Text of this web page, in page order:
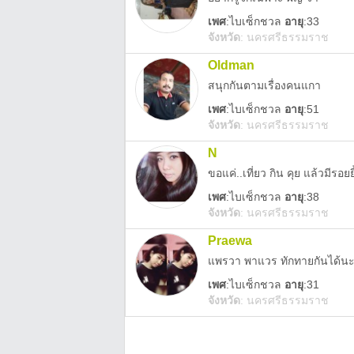
เพศ:ไบเซ็กชวล อายุ:33
จังหวัด: นครศรีธรรมราช
Oldman
สนุกกันตามเรื่องคนแกา
เพศ:ไบเซ็กชวล อายุ:51
จังหวัด: นครศรีธรรมราช
N
ขอแค่..เที่ยว กิน คุย แล้วมีรอย
เพศ:ไบเซ็กชวล อายุ:38
จังหวัด: นครศรีธรรมราช
Praewa
แพรวา พาแวร ทักทายกันได้น
เพศ:ไบเซ็กชวล อายุ:31
จังหวัด: นครศรีธรรมราช